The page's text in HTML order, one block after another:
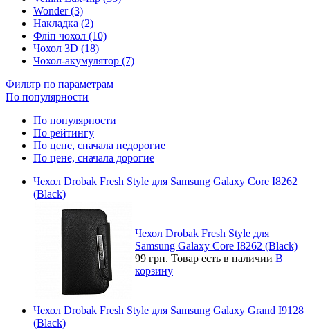
Wonder (3)
Накладка (2)
Фліп чохол (10)
Чохол 3D (18)
Чохол-акумулятор (7)
Фильтр по параметрам
По популярности
По популярности
По рейтингу
По цене, сначала недорогие
По цене, сначала дорогие
Чехол Drobak Fresh Style для Samsung Galaxy Core I8262
(Black)
Чехол Drobak Fresh Style для
Samsung Galaxy Core I8262 (Black)
99 грн. Товар есть в наличии В
корзину
Чехол Drobak Fresh Style для Samsung Galaxy Grand I9128
(Black)